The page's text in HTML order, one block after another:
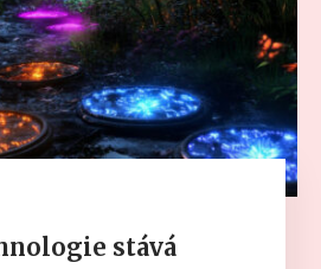
stává